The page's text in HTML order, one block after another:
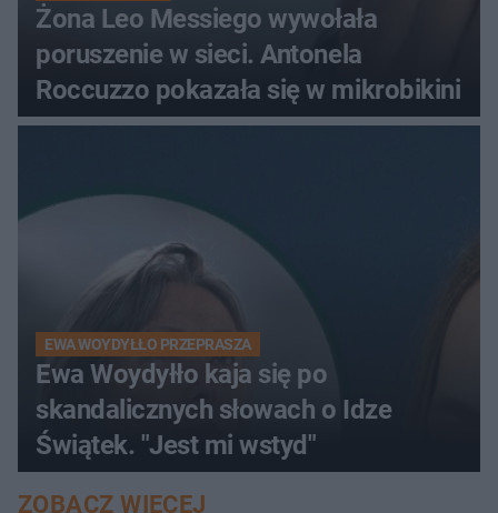
Żona Leo Messiego wywołała
poruszenie w sieci. Antonela
Roccuzzo pokazała się w mikrobikini
EWA WOYDYŁŁO PRZEPRASZA
Ewa Woydyłło kaja się po
skandalicznych słowach o Idze
Świątek. "Jest mi wstyd"
ZOBACZ WIĘCEJ